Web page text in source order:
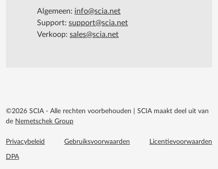
Algemeen: info@scia.net
Support: support@scia.net
Verkoop: sales@scia.net
©2026 SCIA - Alle rechten voorbehouden
SCIA maakt deel uit van
de Nemetschek Group
Footer menu extra
Privacybeleid Gebruiksvoorwaarden Licentievoorwaarden
DPA